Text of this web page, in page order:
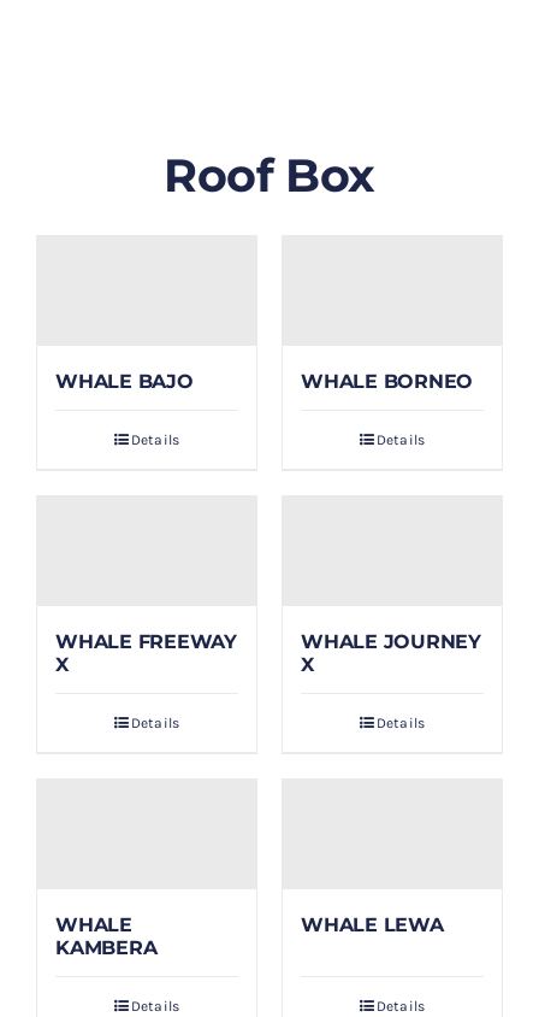
PAYMENT
Roof Box
WHALE BAJO
Details
WHALE BORNEO
Details
WHALE FREEWAY
X
Details
WHALE JOURNEY
X
Details
WHALE
KAMBERA
Details
WHALE LEWA
Details